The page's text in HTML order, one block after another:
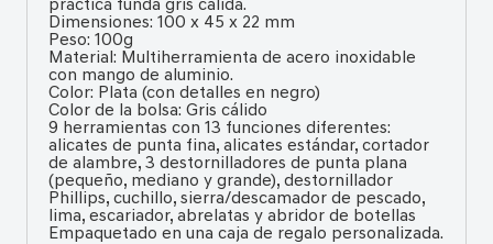
práctica funda gris cálida.
Dimensiones: 100 x 45 x 22 mm
Peso: 100g
Material: Multiherramienta de acero inoxidable
con mango de aluminio.
Color: Plata (con detalles en negro)
Color de la bolsa: Gris cálido
9 herramientas con 13 funciones diferentes:
alicates de punta fina, alicates estándar, cortador
de alambre, 3 destornilladores de punta plana
(pequeño, mediano y grande), destornillador
Phillips, cuchillo, sierra/descamador de pescado,
lima, escariador, abrelatas y abridor de botellas
Empaquetado en una caja de regalo personalizada.